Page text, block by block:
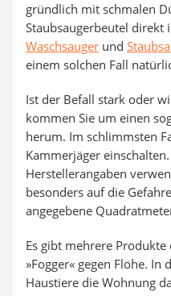
gründlich mit schmalen
Staubsaugerbeutel direkt
Waschsauger und
einem solchen Fall
Ist der Befall stark oder
kommen Sie um einen
herum. Im schlimmsten
Kammerjäger
Herstellerangaben
besonders auf die
angegebene
Es gibt mehrere
»Fogger« gegen Flöhe. In
Haustiere die Wohnung